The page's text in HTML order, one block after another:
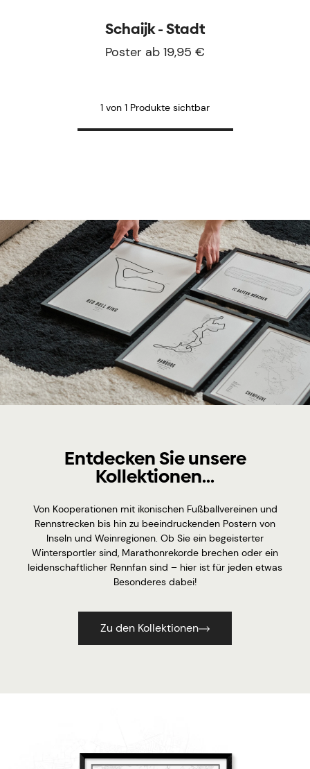
Schaijk - Stadt
Poster ab 19,95 €
1 von 1 Produkte sichtbar
Entdecken Sie unsere
Kollektionen...
Von Kooperationen mit ikonischen Fußballvereinen und
Rennstrecken bis hin zu beeindruckenden Postern von
Inseln und Weinregionen. Ob Sie ein begeisterter
Wintersportler sind, Marathonrekorde brechen oder ein
leidenschaftlicher Rennfan sind – hier ist für jeden etwas
Besonderes dabei!
Zu den Kollektionen